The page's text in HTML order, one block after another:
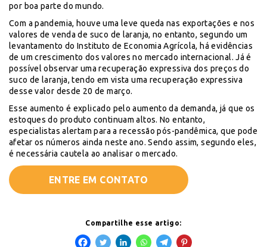
por boa parte do mundo.
Com a pandemia, houve uma leve queda nas exportações e nos
valores de venda de suco de laranja, no entanto, segundo um
levantamento do Instituto de Economia Agrícola, há evidências
de um crescimento dos valores no mercado internacional. Já é
possível observar uma recuperação expressiva dos preços do
suco de laranja, tendo em vista uma recuperação expressiva
desse valor desde 20 de março.
Esse aumento é explicado pelo aumento da demanda, já que os
estoques do produto continuam altos. No entanto,
especialistas alertam para a recessão pós-pandêmica, que pode
afetar os números ainda neste ano. Sendo assim, segundo eles,
é necessária cautela ao analisar o mercado.
ENTRE EM CONTATO
Compartilhe esse artigo: